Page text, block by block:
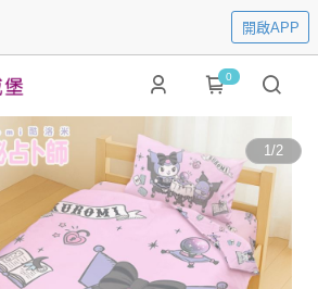
開啟APP
0
1/2